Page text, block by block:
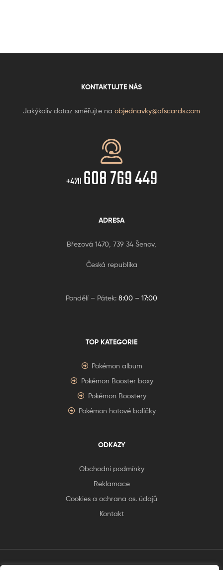
KONTAKTUJTE NÁS
Jakýkoliv dotaz směřujte na objednavky@ofscards.com
+420 608 769 449
ADRESA
Březová 1470, 739 34 Šenov,
Česká republika
Pondělí – Pátek: 8:00 – 17:00
TOP KATEGORIE
Pokémon album
Pokémon Booster boxy
Pokémon Boostery
Pokémon hotové balíčky
ODKAZY
Obchodní podmínky
Reklamace
Cookies a ochrana os. údajů
Kontakt